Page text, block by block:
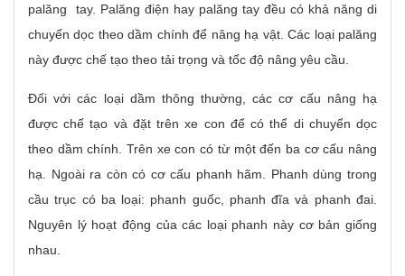
palăng tay. Palăng điện hay palăng tay đều có khả năng di
chuyển dọc theo dầm chính để nâng hạ vật. Các loại palăng
này được chế tạo theo tải trọng và tốc độ nâng yêu cầu.
Đối với các loại dầm thông thường, các cơ cấu nâng hạ
được chế tạo và đặt trên xe con để có thể di chuyển dọc
theo dầm chính. Trên xe con có từ một đến ba cơ cấu nâng
hạ. Ngoài ra còn có cơ cấu phanh hãm. Phanh dùng trong
cầu trục có ba loại: phanh guốc, phanh đĩa và phanh đai.
Nguyên lý hoạt động của các loại phanh này cơ bản giống
nhau.